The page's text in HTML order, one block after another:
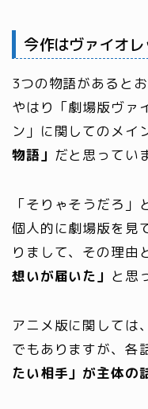
今作はヴァイオ
3つの物語があると
やはり「劇場版ヴァ
ン」に関してのメイ
物語」 だと思ってい
「そりゃそうだろ」
個人的に劇場版を見
りまして、その理由
想いが届いた」 と思
アニメ版に関しては
でもありますが、各
たい相手」が主体の